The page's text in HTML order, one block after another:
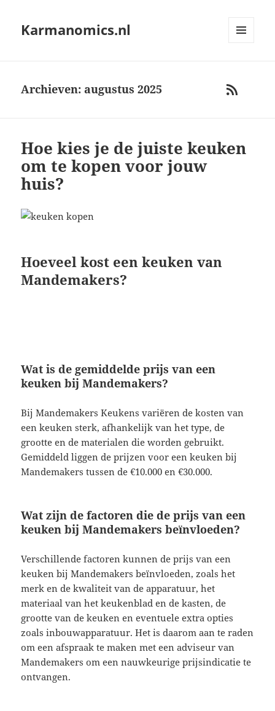
Karmanomics.nl
RSS
Archieven: augustus 2025
Hoe kies je de juiste keuken
om te kopen voor jouw
huis?
Hoeveel kost een keuken van
Mandemakers?
Wat is de gemiddelde prijs van een
keuken bij Mandemakers?
Bij Mandemakers Keukens variëren de kosten van
een keuken sterk, afhankelijk van het type, de
grootte en de materialen die worden gebruikt.
Gemiddeld liggen de prijzen voor een keuken bij
Mandemakers tussen de €10.000 en €30.000.
Wat zijn de factoren die de prijs van een
keuken bij Mandemakers beïnvloeden?
Verschillende factoren kunnen de prijs van een
keuken bij Mandemakers beïnvloeden, zoals het
merk en de kwaliteit van de apparatuur, het
materiaal van het keukenblad en de kasten, de
grootte van de keuken en eventuele extra opties
zoals inbouwapparatuur. Het is daarom aan te raden
om een afspraak te maken met een adviseur van
Mandemakers om een nauwkeurige prijsindicatie te
ontvangen.